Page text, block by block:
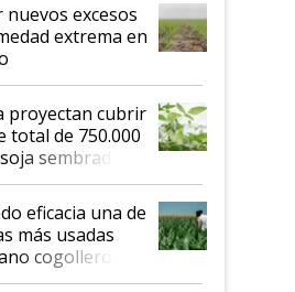
excesos
extrema en
proyectan cubrir
total de 750.000
sembradas
generación de
marcan un
en genética y
eficacia una de
más usadas
cogollero? El
tecnología clave